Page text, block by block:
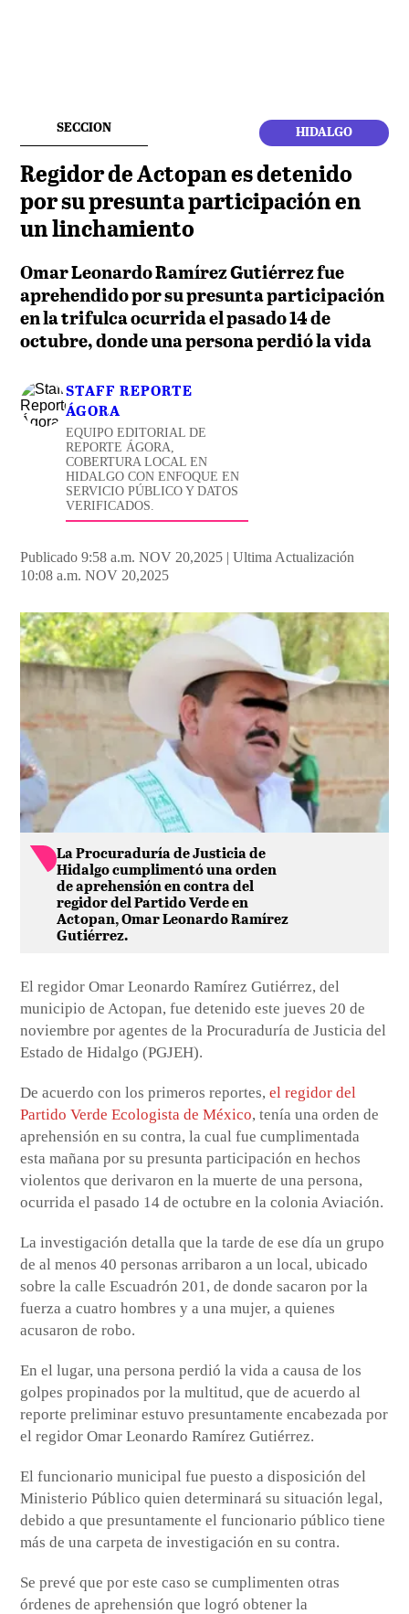
SECCION HIDALGO
Regidor de Actopan es detenido
por su presunta participación en
un linchamiento
Omar Leonardo Ramírez Gutiérrez fue
aprehendido por su presunta participación
en la trifulca ocurrida el pasado 14 de
octubre, donde una persona perdió la vida
STAFF REPORTE
ÁGORA
EQUIPO EDITORIAL DE
REPORTE ÁGORA,
COBERTURA LOCAL EN
HIDALGO CON ENFOQUE EN
SERVICIO PÚBLICO Y DATOS
VERIFICADOS.
Publicado 9:58 a.m. NOV 20,2025 | Ultima Actualización
10:08 a.m. NOV 20,2025
La Procuraduría de Justicia de
Hidalgo cumplimentó una orden
de aprehensión en contra del
regidor del Partido Verde en
Actopan, Omar Leonardo Ramírez
Gutiérrez.
El regidor Omar Leonardo Ramírez Gutiérrez, del
municipio de Actopan, fue detenido este jueves 20 de
noviembre por agentes de la Procuraduría de Justicia del
Estado de Hidalgo (PGJEH).
De acuerdo con los primeros reportes,el regidor del
Partido Verde Ecologista de México, tenía una orden de
aprehensión en su contra, la cual fue cumplimentada
esta mañana por su presunta participación en hechos
violentos que derivaron en la muerte de una persona,
ocurrida el pasado 14 de octubre en la colonia Aviación.
La investigación detalla que la tarde de ese día un grupo
de al menos 40 personas arribaron a un local, ubicado
sobre la calle Escuadrón 201, de donde sacaron por la
fuerza a cuatro hombres y a una mujer, a quienes
acusaron de robo.
En el lugar, una persona perdió la vida a causa de los
golpes propinados por la multitud, que de acuerdo al
reporte preliminar estuvo presuntamente encabezada por
el regidor Omar Leonardo Ramírez Gutiérrez.
El funcionario municipal fue puesto a disposición del
Ministerio Público quien determinará su situación legal,
debido a que presuntamente el funcionario público tiene
más de una carpeta de investigación en su contra.
Se prevé que por este caso se cumplimenten otras
órdenes de aprehensión que logró obtener la